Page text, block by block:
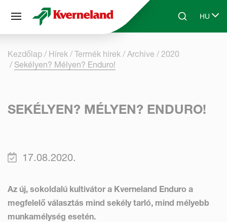
Skip to main contentSearchHU
Select
Kezdőlap Hírek Termék hírek Archive
2020
Sekélyen? Mélyen? Enduro!
SEKÉLYEN? MÉLYEN? ENDURO!
17.08.2020.
Az új, sokoldalú kultivátor a Kverneland Enduro a
megfelelő választás mind sekély tarló, mind mélyebb
munkamélység esetén.
Süti preferenciák